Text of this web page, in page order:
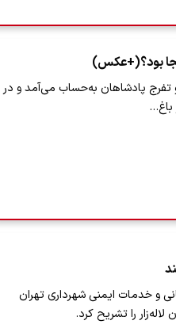
بود؟(+عکس)
تفرج پادشاهان به‌حساب می‌آمد و در
و خدمات ایمنی شهرداری تهران
را تشریح کرد.